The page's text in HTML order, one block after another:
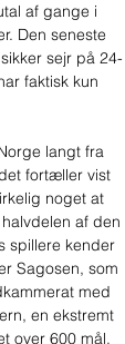
af gange i
Den seneste
sejr på 24-
faktisk kun
langt fra
fortæller vist
noget at
af den
spillere kender
Sagosen, som
med
en ekstremt
over 600 mål.